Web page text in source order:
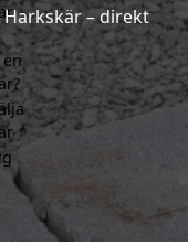
– direkt